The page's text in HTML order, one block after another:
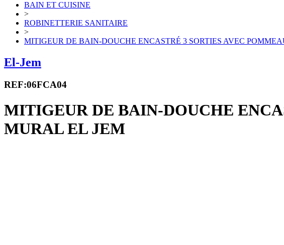
BAIN ET CUISINE
>
ROBINETTERIE SANITAIRE
>
MITIGEUR DE BAIN-DOUCHE ENCASTRÉ 3 SORTIES AVEC
El-Jem
REF:06FCA04
MITIGEUR DE BAIN-DOUCHE
MURAL EL JEM